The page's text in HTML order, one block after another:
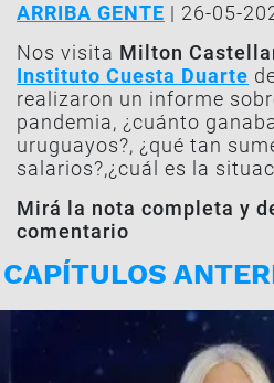
ARRIBA GENTE | 26-05-
Nos visita Milton
Instituto Cuesta Duarte
realizaron un informe
pandemia, ¿cuánto
uruguayos?, ¿qué tan
salarios?,¿cuál es la
Mirá la nota completa y
comentario
CAPÍTULOS